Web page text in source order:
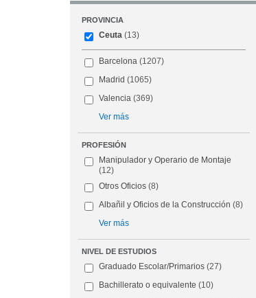
PROVINCIA
Ceuta (13)
Barcelona (1207)
Madrid (1065)
Valencia (369)
Ver más
PROFESIÓN
Manipulador y Operario de Montaje
(12)
Otros Oficios (8)
Albañil y Oficios de la Construcción (8)
Ver más
NIVEL DE ESTUDIOS
Graduado Escolar/Primarios (27)
Bachillerato o equivalente (10)